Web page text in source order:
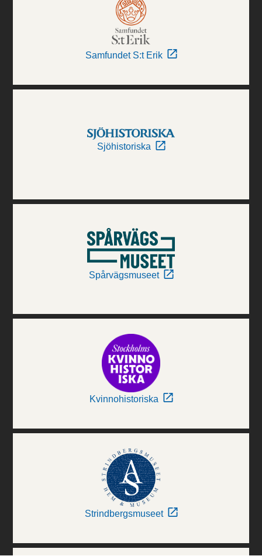
Samfundet S:t Erik
Sjöhistoriska
Spårvägsmuseet
Kvinnohistoriska
Strindbergsmuseet